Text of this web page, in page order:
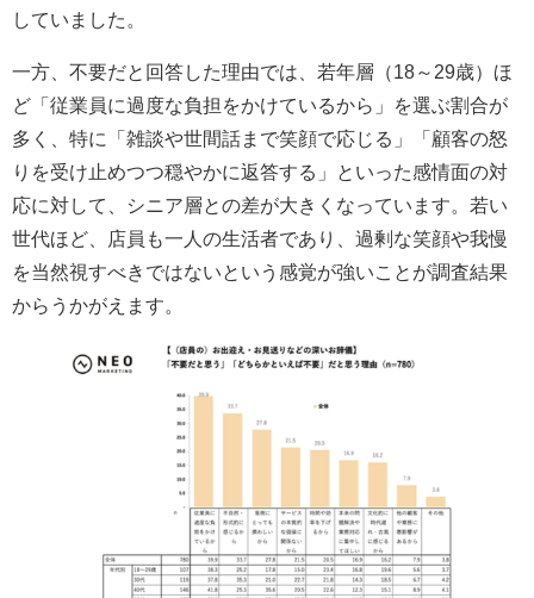
していました。
一方、不要だと回答した理由では、若年層（18～29歳）ほ
ど「従業員に過度な負担をかけているから」を選ぶ割合が
多く、特に「雑談や世間話まで笑顔で応じる」「顧客の怒
りを受け止めつつ穏やかに返答する」といった感情面の対
応に対して、シニア層との差が大きくなっています。若い
世代ほど、店員も一人の生活者であり、過剰な笑顔や我慢
を当然視すべきではないという感覚が強いことが調査結果
からうかがえます。